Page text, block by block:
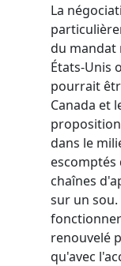
La
du mandat
États-Unis
pourrait
Canada et
dans le
escomptés
chaînes
sur un sou.
renouvelé
qu'avec